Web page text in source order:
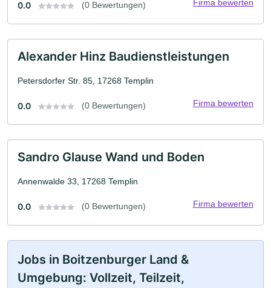
0.0 (0 Bewertungen) Firma bewerten
Alexander Hinz Baudienstleistungen
Petersdorfer Str. 85, 17268 Templin
0.0 (0 Bewertungen) Firma bewerten
Sandro Glause Wand und Boden
Annenwalde 33, 17268 Templin
0.0 (0 Bewertungen) Firma bewerten
Jobs in Boitzenburger Land &
Umgebung: Vollzeit, Teilzeit,